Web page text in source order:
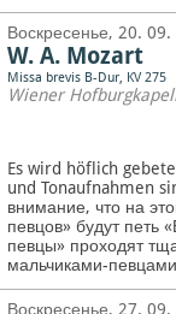
Воскресенье, 20.
W. A. Mozart
Missa brevis B-Dur, KV 275
Wiener
Es wird höflich
und Tonaufnahmen
внимание, что на
певцов» будут петь
певцы» проходят
мальчиками-
Воскресенье, 27.